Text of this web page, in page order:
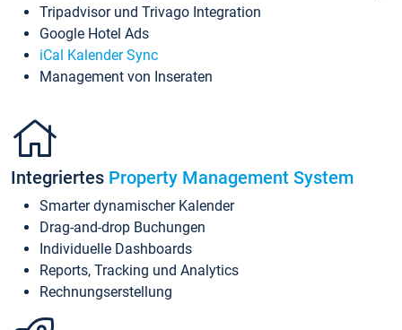
Tripadvisor und Trivago Integration
Google Hotel Ads
iCal Kalender Sync
Management von Inseraten
Integriertes Property Management System
Smarter dynamischer Kalender
Drag-and-drop Buchungen
Individuelle Dashboards
Reports, Tracking und Analytics
Rechnungserstellung